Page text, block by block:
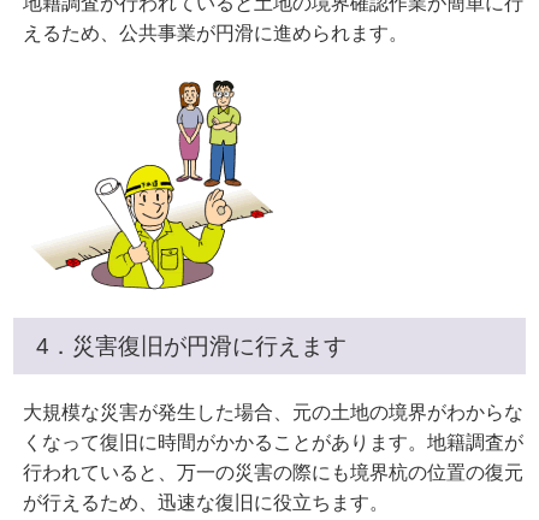
えるため、公共事業が円滑に進められます。
4．災害復旧が円滑に行えます
大規模な災害が発生した場合、元の土地の境界がわからな
くなって復旧に時間がかかることがあります。地籍調査が
行われていると、万一の災害の際にも境界杭の位置の復元
が行えるため、迅速な復旧に役立ちます。